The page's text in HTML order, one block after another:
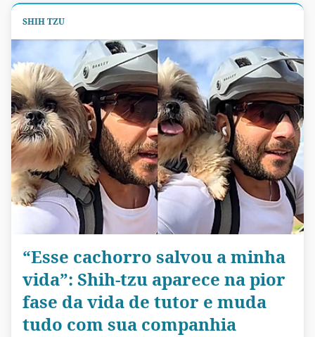
SHIH TZU
“Esse cachorro salvou a minha
vida”: Shih-tzu aparece na pior
fase da vida de tutor e muda
tudo com sua companhia